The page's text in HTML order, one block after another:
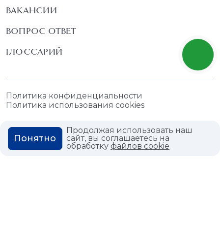
ВАКАНСИИ
ВОПРОС ОТВЕТ
ГЛОССАРИЙ
Политика конфиденциальности
Политика использования cookies
Продолжая использовать наш
сайт, вы соглашаетесь на
обработкуфайлов cookie
Понятно